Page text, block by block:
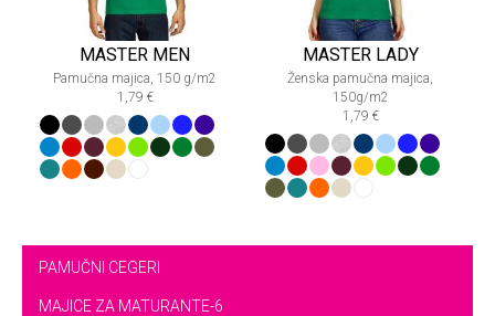
MASTER MEN
Pamučna majica, 150 g/m2
1,79 €
MASTER LADY
Ženska pamučna majica,
150g/m2
1,79 €
PAMUČNI CEGERI
MAJICE ZA MATURANTE-6